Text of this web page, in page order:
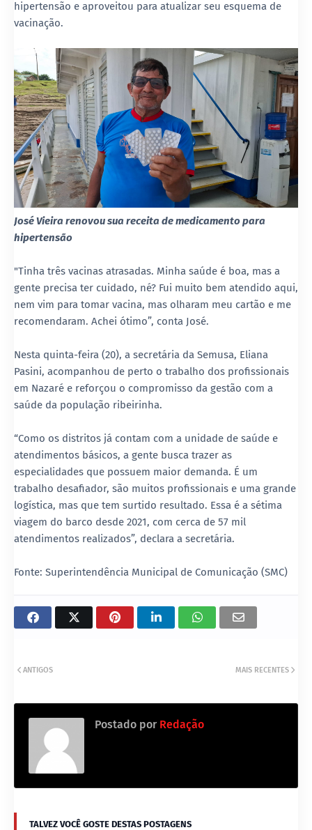
hipertensão e aproveitou para atualizar seu esquema de
vacinação.
José Vieira renovou sua receita de medicamento para
hipertensão
"Tinha três vacinas atrasadas. Minha saúde é boa, mas a
gente precisa ter cuidado, né? Fui muito bem atendido aqui,
nem vim para tomar vacina, mas olharam meu cartão e me
recomendaram. Achei ótimo”, conta José.
Nesta quinta-feira (20), a secretária da Semusa, Eliana
Pasini, acompanhou de perto o trabalho dos profissionais
em Nazaré e reforçou o compromisso da gestão com a
saúde da população ribeirinha.
“Como os distritos já contam com a unidade de saúde e
atendimentos básicos, a gente busca trazer as
especialidades que possuem maior demanda. É um
trabalho desafiador, são muitos profissionais e uma grande
logística, mas que tem surtido resultado. Essa é a sétima
viagem do barco desde 2021, com cerca de 57 mil
atendimentos realizados”, declara a secretária.
Fonte: Superintendência Municipal de Comunicação (SMC)
MAIS RECENTES
ANTIGOS
Postado por Redação
TALVEZ VOCÊ GOSTE DESTAS POSTAGENS